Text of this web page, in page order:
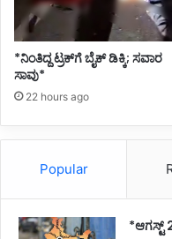
*ನಿಂತಿದ್ದ ಟ್ರಕ್‌ಗೆ ಬೈಕ್ ಡಿಕ್ಕಿ; ಸವಾರ
ಸಾವು*
22 hours ago
Popular
*ಆಗಸ್ಟ್